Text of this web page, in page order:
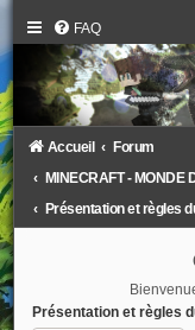
FAQ
Accueil
Forum
MINECRAFT -
Présentation et règles
Présentation et règles